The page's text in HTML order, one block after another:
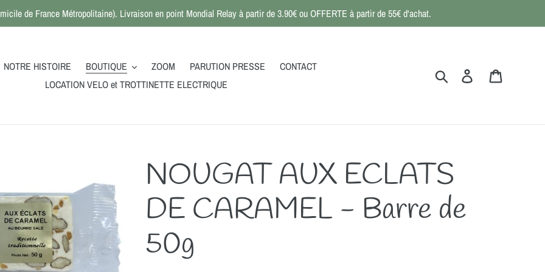
de France Métropolitaine). Livraison en point Mondial Relay à partir de 3.90€ ou OFFERTE à partir de 55€ d'achat.
NOTRE HISTOIRE BOUTIQUE ZOOM PARUTION PRESSE
CONTACT
LOCATION VELO et TROTTINETTE ELECTRIQUE
RechercherSe connecter
NOUGAT AUX ECLATS
DE CARAMEL - Barre de
50g